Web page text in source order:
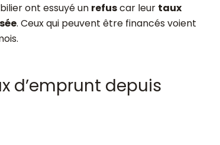
ont essuyé un refuscar leur taux
. Ceux qui peuvent être financés voient
d’emprunt depuis